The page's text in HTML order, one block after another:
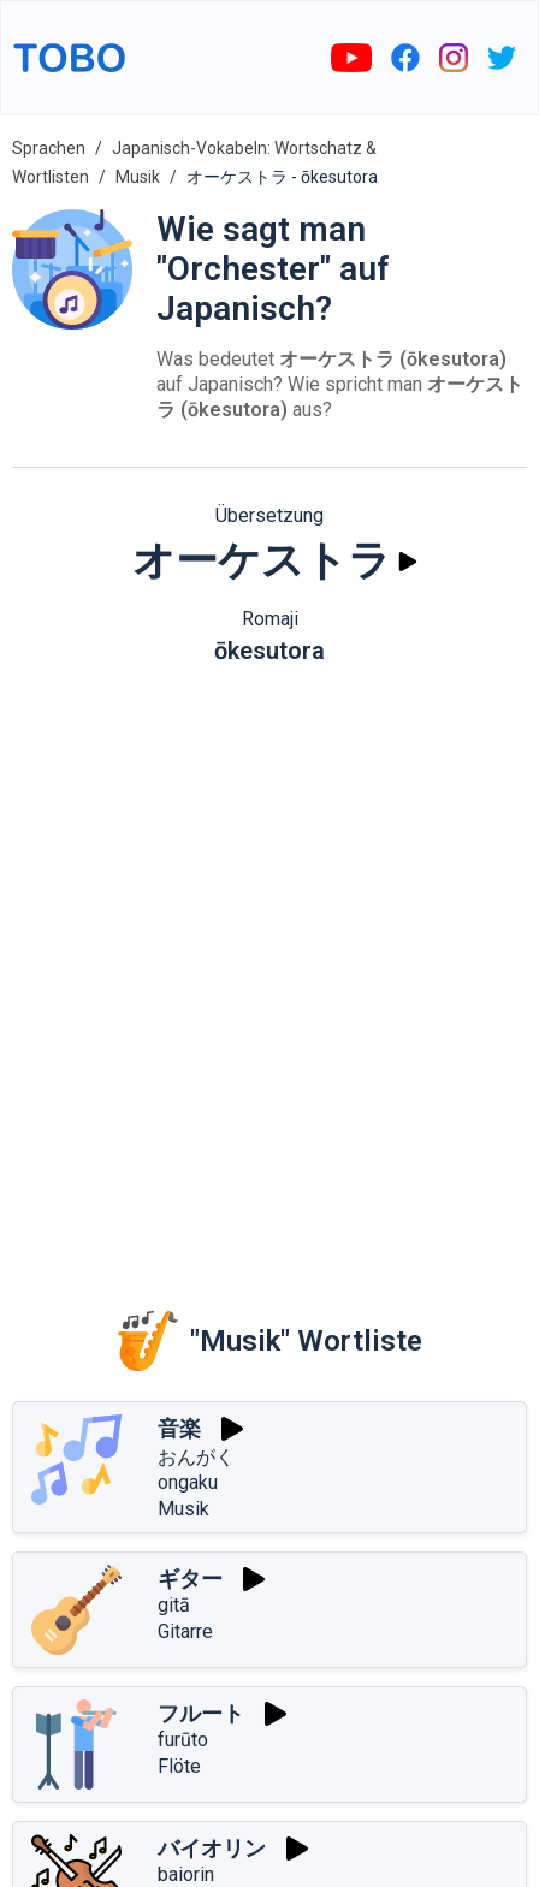
Sprachen
Japanisch-Vokabeln: Wortschatz &
Wortlisten
Musik オーケストラ - ōkesutora
Wie sagt man
"Orchester" auf
Japanisch?
Was bedeutet オーケストラ (ōkesutora)
auf Japanisch? Wie spricht man オーケスト
ラ (ōkesutora) aus?
Übersetzung
オーケストラ
Romaji
ōkesutora
"Musik" Wortliste
音楽
おんがく
ongaku
Musik
ギター
gitā
Gitarre
フルート
furūto
Flöte
バイオリン
baiorin